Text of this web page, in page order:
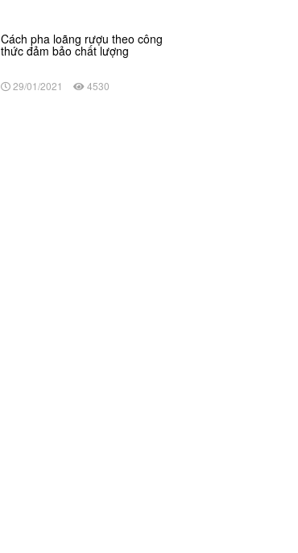
Cách pha loãng rượu theo công
thức đảm bảo chất lượng
29/01/2021 4530